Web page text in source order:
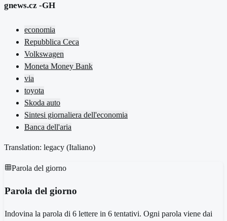
gnews.cz -GH
economia
Repubblica Ceca
Volkswagen
Moneta Money Bank
via
toyota
Skoda auto
Sintesi giornaliera dell'economia
Banca dell'aria
Translation: legacy (Italiano)
Parola del giorno
Parola del giorno
Indovina la parola di 6 lettere in 6 tentativi. Ogni parola viene dai